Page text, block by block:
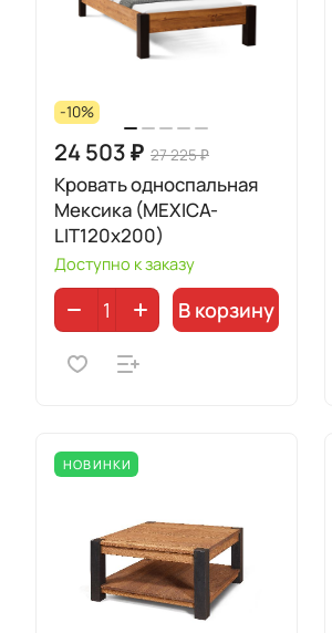
-10%
24 503 ₽ 27 225 ₽
Кровать односпальная
Мексика (MEXICA-
LIT120х200)
Доступно к заказу
В корзину
НОВИНКИ